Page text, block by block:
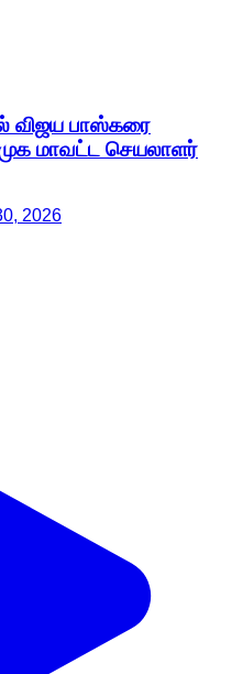
விஜய பாஸ்கரை
மாவட்ட செயலாளர்
2026